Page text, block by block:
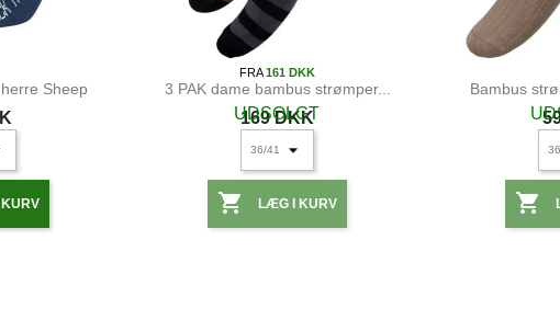
Sheep 3 PAK dame bambus strømper...
FRA161 DKK
169 DKK
 LÆG I KURV
UDSOLGT
Bambus
